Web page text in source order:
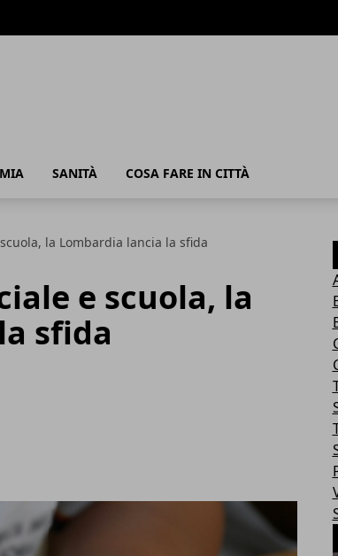
SANITÀ COSA FARE IN CITTÀ
la Lombardia lancia la sfida
e scuola, la
sfida